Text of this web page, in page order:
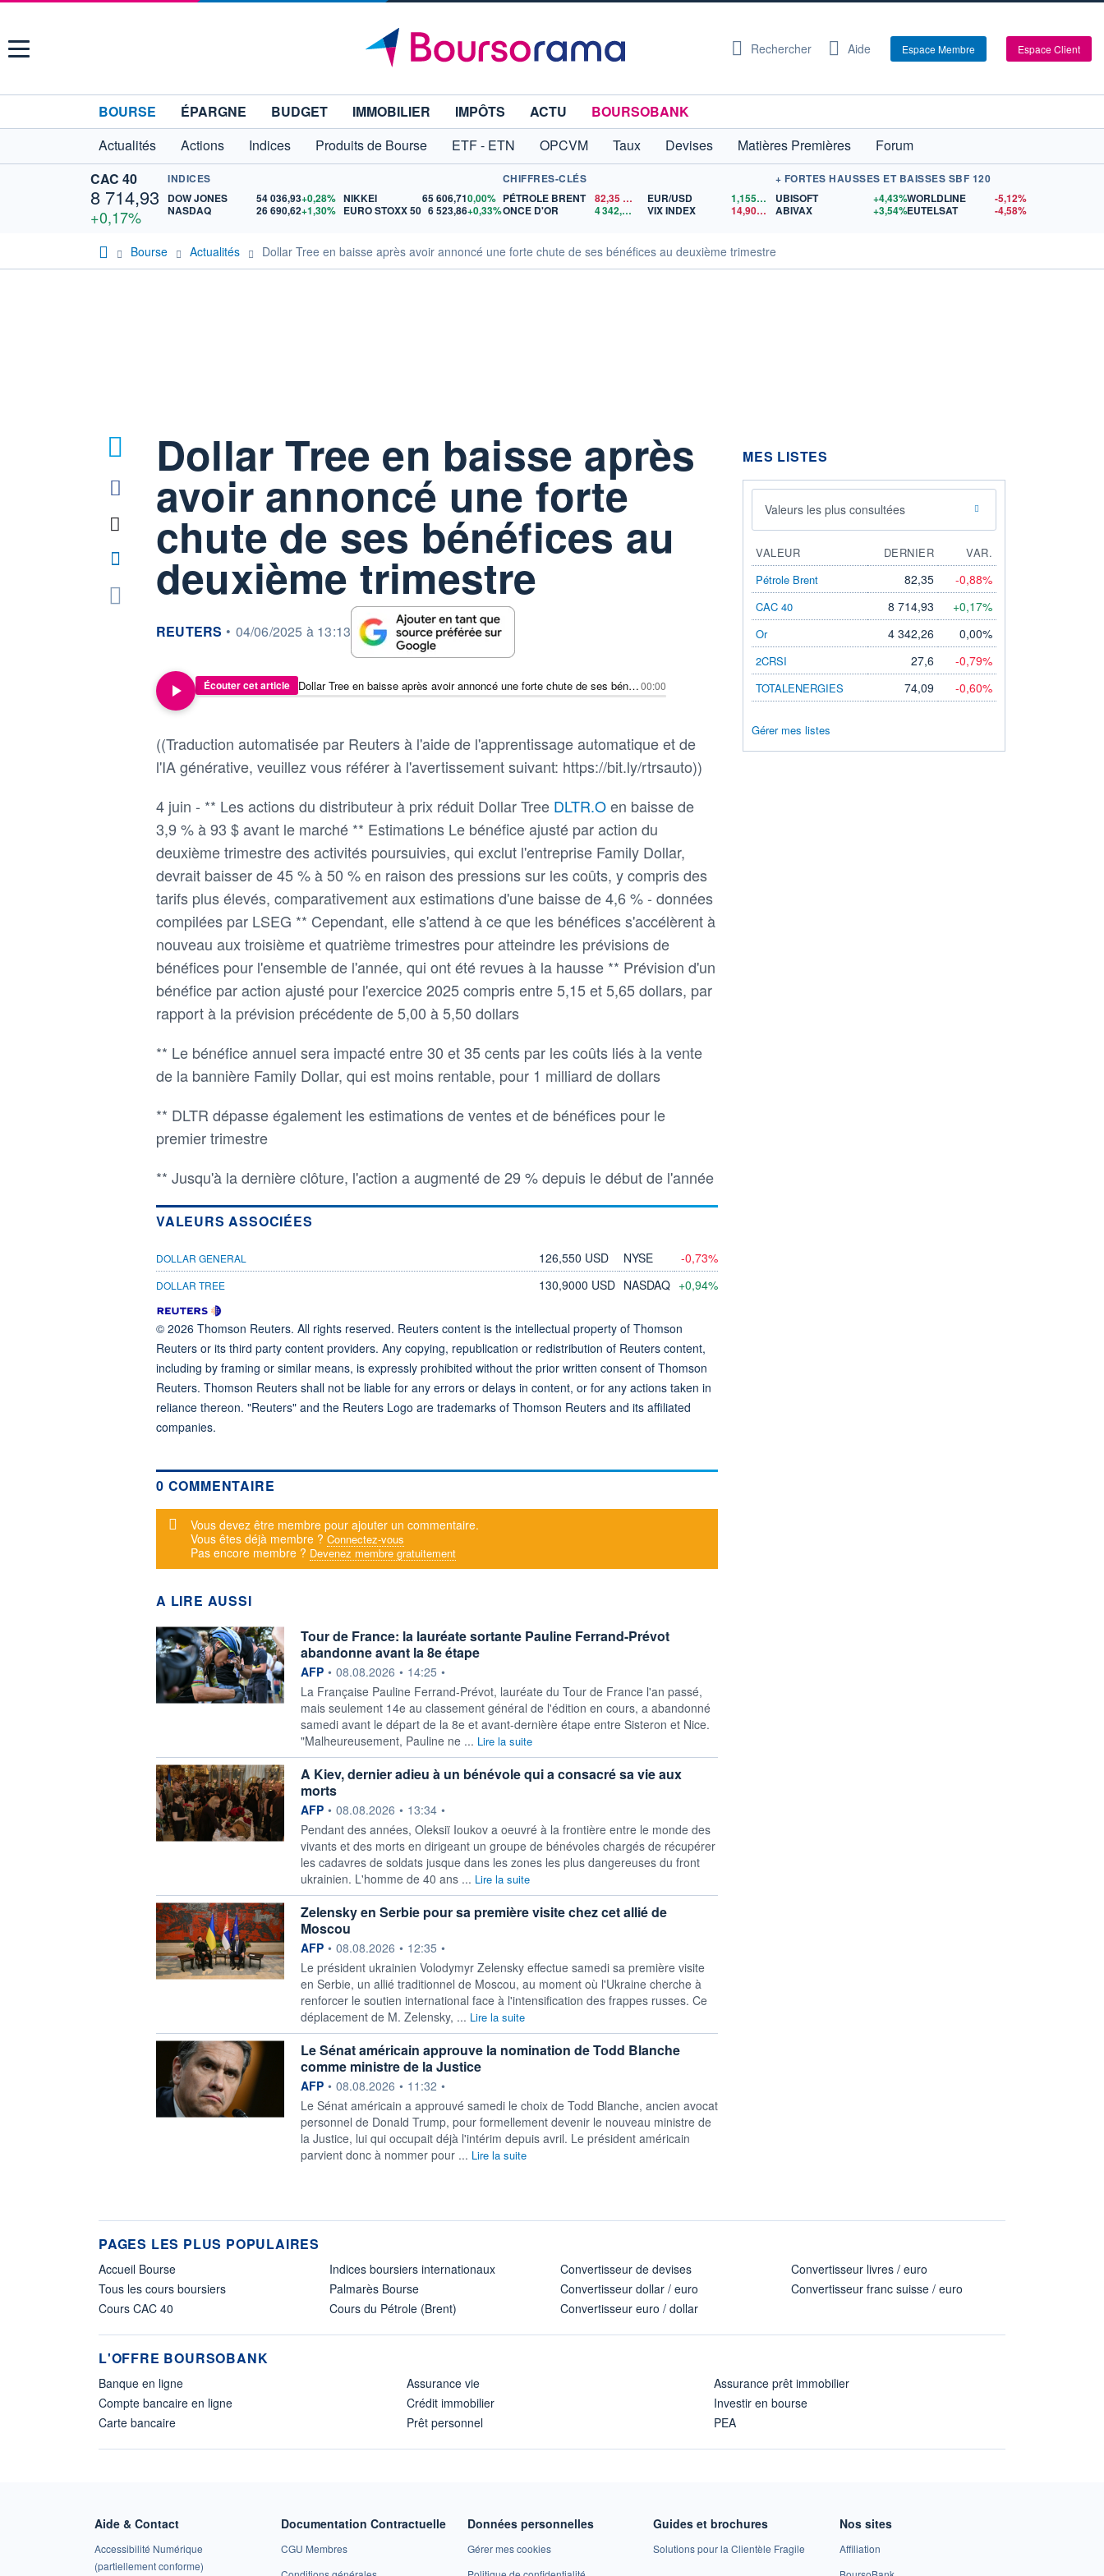
Menu Rechercher Aide Espace Membre Espace Client
BOURSE ÉPARGNE BUDGET IMMOBILIER IMPÔTS ACTU
BOURSOBANK
Actualités
Actions Indices Produits de Bourse ETF - ETN OPCVM Taux Devises Matières Premières
Forum
CAC 40
8 714,93
+0,17%
INDICES
DOW JONES
54 036,93+0,28%
NASDAQ
26 690,62+1,30%
NIKKEI 65 606,710,00%
EURO STOXX 50 6 523,86+0,33%
CHIFFRES-CLÉS
PÉTROLE BRENT
82,35
ONCE D'OR
4 342,26 $US
EUR/USD 1,1559$US
VIX INDEX
14,90
$US
+ FORTES HAUSSES ET BAISSES SBF 120
UBISOFT
+4,43%
ABIVAX
+3,54%
WORLDLINE
-5,12%
EUTELSAT
-4,58%
Bourse Actualités Dollar Tree en baisse après avoir annoncé une forte chute de ses bénéfices au deuxième trimestre
Dollar Tree en baisse après
avoir annoncé une forte
chute de ses bénéfices au
deuxième trimestre
information fournie par
REUTERS • 04/06/2025 à 13:13
Écouter cet article Dollar Tree en baisse après avoir annoncé une forte chute de ses bénéfices au deuxième trimestre00:00
((Traduction automatisée par Reuters à l'aide de l'apprentissage automatique et de
l'IA générative, veuillez vous référer à l'avertissement suivant: https://bit.ly/rtrsauto))
4 juin - ** Les actions du distributeur à prix réduit Dollar Tree DLTR.Oen baisse de
3,9 % à 93 $ avant le marché ** Estimations Le bénéfice ajusté par action du
deuxième trimestre des activités poursuivies, qui exclut l'entreprise Family Dollar,
devrait baisser de 45 % à 50 % en raison des pressions sur les coûts, y compris des
tarifs plus élevés, comparativement aux estimations d'une baisse de 4,6 % - données
compilées par LSEG ** Cependant, elle s'attend à ce que les bénéfices s'accélèrent à
nouveau aux troisième et quatrième trimestres pour atteindre les prévisions de
bénéfices pour l'ensemble de l'année, qui ont été revues à la hausse ** Prévision d'un
bénéfice par action ajusté pour l'exercice 2025 compris entre 5,15 et 5,65 dollars, par
rapport à la prévision précédente de 5,00 à 5,50 dollars
** Le bénéfice annuel sera impacté entre 30 et 35 cents par les coûts liés à la vente
de la bannière Family Dollar, qui est moins rentable, pour 1 milliard de dollars
** DLTR dépasse également les estimations de ventes et de bénéfices pour le
premier trimestre
** Jusqu'à la dernière clôture, l'action a augmenté de 29 % depuis le début de l'année
VALEURS ASSOCIÉES
DOLLAR GENERAL 126,550 USD NYSE -0,73%
DOLLAR TREE 130,9000 USD NASDAQ +0,94%
© 2026 Thomson Reuters. All rights reserved. Reuters content is the intellectual property of Thomson
Reuters or its third party content providers. Any copying, republication or redistribution of Reuters content,
including by framing or similar means, is expressly prohibited without the prior written consent of Thomson
Reuters. Thomson Reuters shall not be liable for any errors or delays in content, or for any actions taken in
reliance thereon. "Reuters" and the Reuters Logo are trademarks of Thomson Reuters and its affiliated
companies.
0 COMMENTAIRE
Message d'alerte
Vous devez être membre pour ajouter un commentaire.
Vous êtes déjà membre ? Connectez-vous
Pas encore membre ? Devenez membre gratuitement
A LIRE AUSSI
Tour de France: la lauréate sortante Pauline Ferrand-Prévot
abandonne avant la 8e étape
information fournie par
AFP • 08.08.2026 • 14:25 •
La Française Pauline Ferrand-Prévot, lauréate du Tour de France l'an passé,
mais seulement 14e au classement général de l'édition en cours, a abandonné
samedi avant le départ de la 8e et avant-dernière étape entre Sisteron et Nice.
"Malheureusement, Pauline ne ... Lire la suite
A Kiev, dernier adieu à un bénévole qui a consacré sa vie aux
morts
information fournie par
AFP • 08.08.2026 • 13:34 •
Pendant des années, Oleksiï Ioukov a oeuvré à la frontière entre le monde des
vivants et des morts en dirigeant un groupe de bénévoles chargés de récupérer
les cadavres de soldats jusque dans les zones les plus dangereuses du front
ukrainien. L'homme de 40 ans ... Lire la suite
Zelensky en Serbie pour sa première visite chez cet allié de
Moscou
information fournie par
AFP • 08.08.2026 • 12:35 •
Le président ukrainien Volodymyr Zelensky effectue samedi sa première visite
en Serbie, un allié traditionnel de Moscou, au moment où l'Ukraine cherche à
renforcer le soutien international face à l'intensification des frappes russes. Ce
déplacement de M. Zelensky, ... Lire la suite
Le Sénat américain approuve la nomination de Todd Blanche
comme ministre de la Justice
information fournie par
AFP • 08.08.2026 • 11:32 •
Le Sénat américain a approuvé samedi le choix de Todd Blanche, ancien avocat
personnel de Donald Trump, pour formellement devenir le nouveau ministre de
la Justice, lui qui occupait déjà l'intérim depuis avril. Le président américain
parvient donc à nommer pour ... Lire la suite
MES LISTES
Valeurs les plus consultées
VALEUR DERNIER
VAR.
Pétrole Brent
82,35 -0,88%
CAC 40 8 714,93 +0,17%
Or 4 342,26 0,00%
2CRSI 27,6 -0,79%
TOTALENERGIES 74,09 -0,60%
Gérer mes listes
PAGES LES PLUS POPULAIRES
Accueil Bourse
Tous les cours boursiers
Cours CAC 40
Indices boursiers internationaux
Palmarès Bourse
Cours du Pétrole (Brent)
Convertisseur de devises
Convertisseur dollar / euro
Convertisseur euro / dollar
Convertisseur livres / euro
Convertisseur franc suisse / euro
L'OFFRE BOURSOBANK
Banque en ligne
Compte bancaire en ligne
Carte bancaire
Assurance vie
Crédit immobilier
Prêt personnel
Assurance prêt immobilier
Investir en bourse
PEA
Aide & Contact
Accessibilité Numérique
(partiellement conforme)
Documentation Contractuelle
CGU Membres
Données personnelles
Gérer mes cookies
Guides et brochures
Solutions pour la Clientèle Fragile
Nos sites
Affiliation